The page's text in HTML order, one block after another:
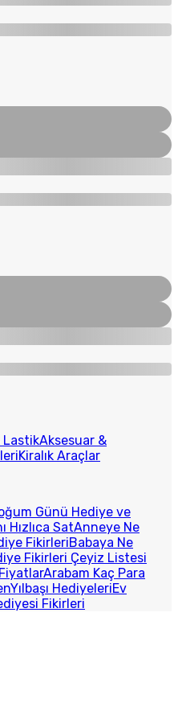
Aksesuar &
Kiralık Araçlar
Günü Hediye ve
Hızlıca SatAnneye Ne
FikirleriBabaya Ne
Fikirleri Çeyiz Listesi
Arabam Kaç Para
Yılbaşı HediyeleriEv
Fikirleri